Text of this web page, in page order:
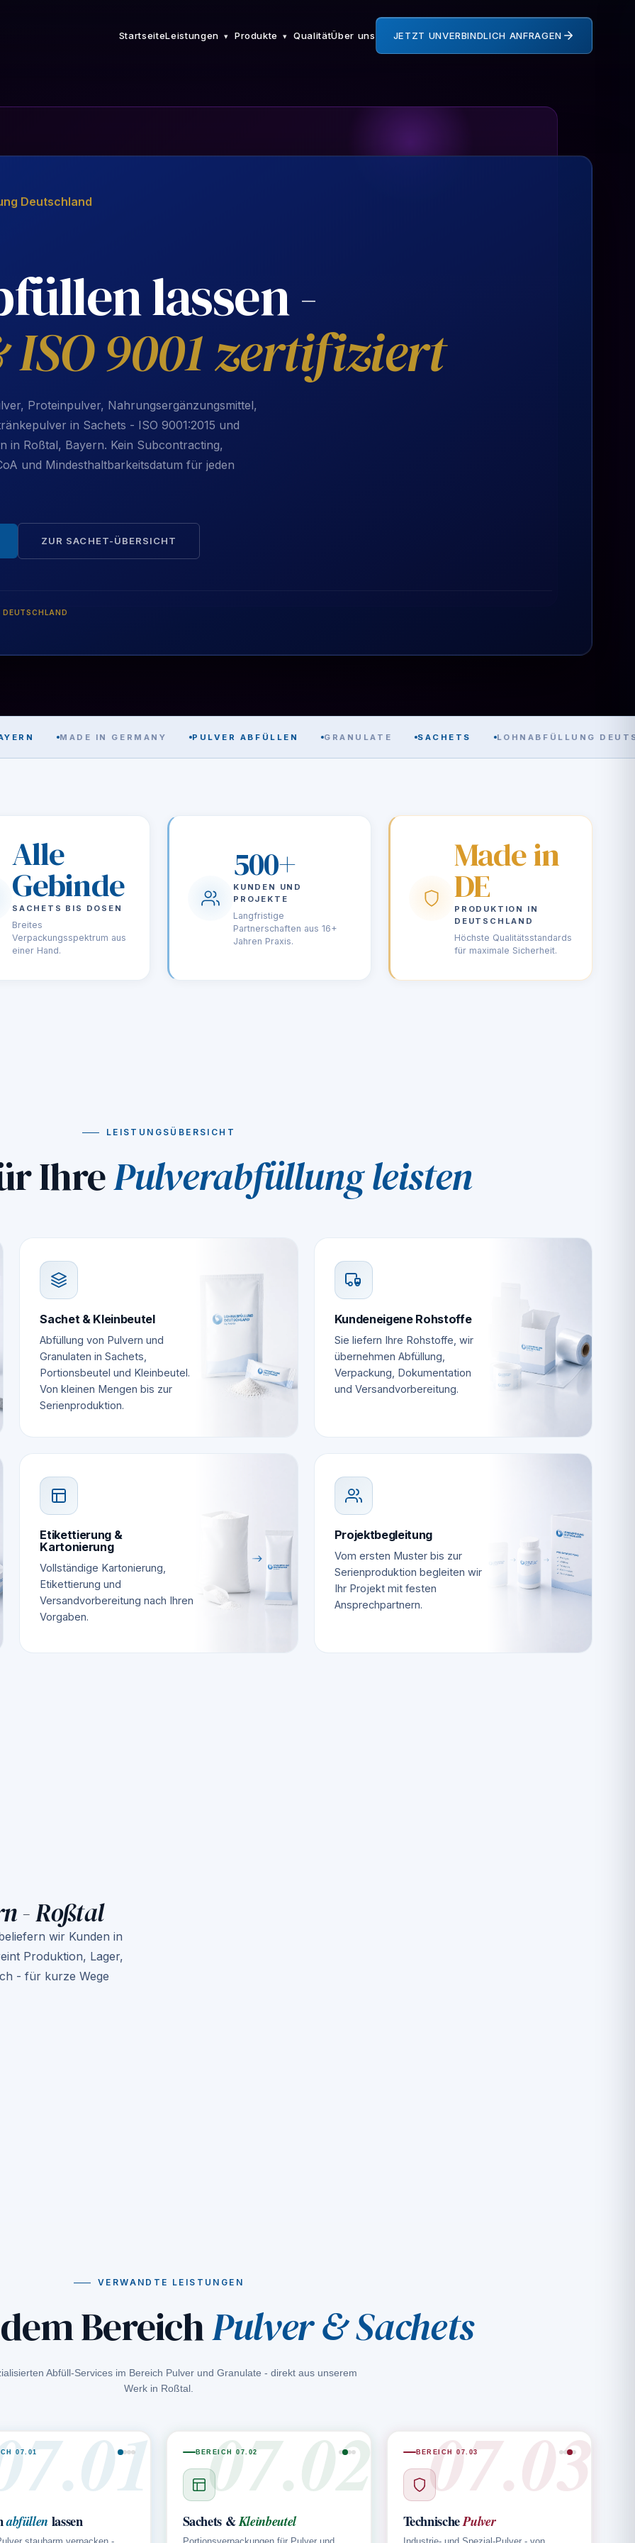
StartseiteLeistungen ▾ Produkte ▾ QualitätÜber uns JETZT UNVERBINDLICH ANFRAGEN
Deutschland
lassen -
ISO 9001 zertifiziert
Proteinpulver, Nahrungsergänzungsmittel,
in Sachets - ISO 9001:2015 und
in Roßtal, Bayern. Kein Subcontracting,
und Mindesthaltbarkeitsdatum für jeden
ZUR SACHET-ÜBERSICHT
DEUTSCHLAND
MADE IN GERMANY PULVER ABFÜLLEN GRANULATE SACHETS LOHNABFÜLLUNG
Alle
Gebinde
SACHETS BIS DOSEN
Breites
Verpackungsspektrum aus
einer Hand.
500+
KUNDEN UND
PROJEKTE
Langfristige
Partnerschaften aus 16+
Jahren Praxis.
Made in
DE
PRODUKTION IN
DEUTSCHLAND
Höchste Qualitätsstandards
für maximale Sicherheit.
LEISTUNGSÜBERSICHT
IhrePulverabfüllung leisten
Sachet & Kleinbeutel
Abfüllung von Pulvern und
Granulaten in Sachets,
Portionsbeutel und Kleinbeutel.
Von kleinen Mengen bis zur
Serienproduktion.
Kundeneigene Rohstoffe
Sie liefern Ihre Rohstoffe, wir
übernehmen Abfüllung,
Verpackung, Dokumentation
und Versandvorbereitung.
Etikettierung &
Kartonierung
Vollständige Kartonierung,
Etikettierung und
Versandvorbereitung nach Ihren
Vorgaben.
Projektbegleitung
Vom ersten Muster bis zur
Serienproduktion begleiten wir
Ihr Projekt mit festen
Ansprechpartnern.
- Roßtal
wir Kunden in
Produktion, Lager,
- für kurze Wege
VERWANDTE LEISTUNGEN
BereichPulver & Sachets
Abfüll-Services im Bereich Pulver und Granulate - direkt aus unserem
Werk in Roßtal.
07.01
abfüllen lassen
07.02
BEREICH 07.02
Sachets &Kleinbeutel
07.03
BEREICH 07.03
TechnischePulver